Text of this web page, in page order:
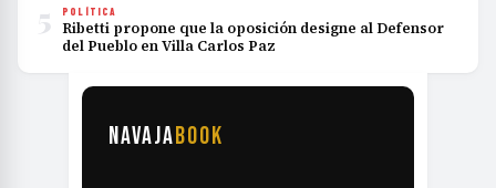
5 POLÍTICA
Ribetti propone que la oposición designe al Defensor
del Pueblo en Villa Carlos Paz
NAVAJABOOK